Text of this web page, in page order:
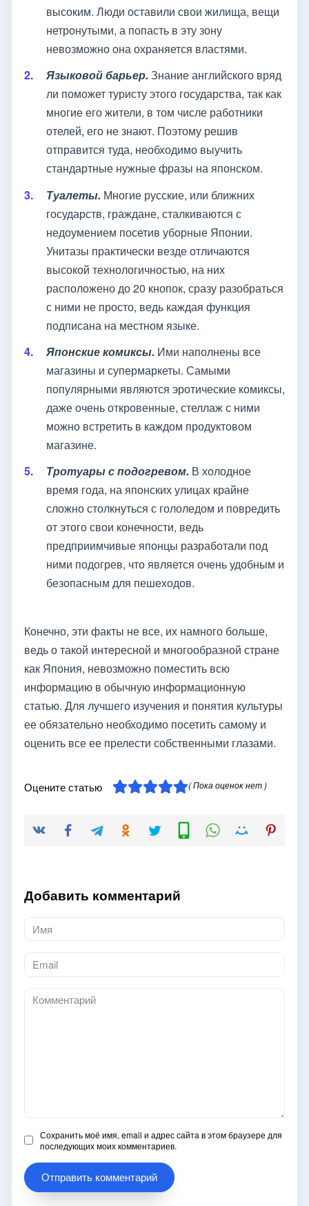
высоким. Люди оставили свои жилища, вещи
нетронутыми, а попасть в эту зону
невозможно она охраняется властями.
Языковой барьер. Знание английского вряд
ли поможет туристу этого государства, так как
многие его жители, в том числе работники
отелей, его не знают. Поэтому решив
отправится туда, необходимо выучить
стандартные нужные фразы на японском.
Туалеты. Многие русские, или ближних
государств, граждане, сталкиваются с
недоумением посетив уборные Японии.
Унитазы практически везде отличаются
высокой технологичностью, на них
расположено до 20 кнопок, сразу разобраться
с ними не просто, ведь каждая функция
подписана на местном языке.
Японские комиксы. Ими наполнены все
магазины и супермаркеты. Самыми
популярными являются эротические комиксы,
даже очень откровенные, стеллаж с ними
можно встретить в каждом продуктовом
магазине.
Тротуары с подогревом. В холодное
время года, на японских улицах крайне
сложно столкнуться с гололедом и повредить
от этого свои конечности, ведь
предприимчивые японцы разработали под
ними подогрев, что является очень удобным и
безопасным для пешеходов.
Конечно, эти факты не все, их намного больше,
ведь о такой интересной и многообразной стране
как Япония, невозможно поместить всю
информацию в обычную информационную
статью. Для лучшего изучения и понятия культуры
ее обязательно необходимо посетить самому и
оценить все ее прелести собственными глазами.
Оцените статью ( Пока оценок нет )
Добавить комментарий
Имя
*
Email
*
Комментарий
Сохранить моё имя, email и адрес сайта в этом браузере для
последующих моих комментариев.